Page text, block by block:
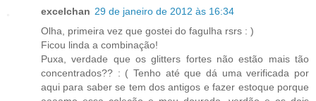
excelchan 29 de janeiro de 2012 às 16:34
Olha, primeira vez que gostei do fagulha rsrs : )
Ficou linda a combinação!
Puxa, verdade que os glitters fortes não estão mais tão
concentrados?? : ( Tenho até que dá uma verificada por
aqui para saber se tem dos antigos e fazer estoque porque